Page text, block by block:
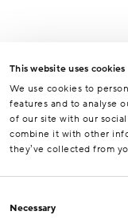
This website uses cookies
We use cookies to
features and to analyse
of our site with our
combine it with other
they’ve collected from
Selection
Necessary